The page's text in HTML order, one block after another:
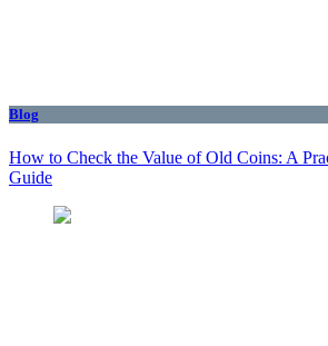
Blog
How to Check the Value of Old Coins: A
Guide